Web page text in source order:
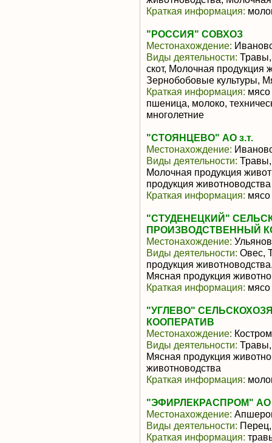
Краткая информация:
"РОССИЯ" СОВХОЗ
Местонахождение:
Виды деятельности: Травы,
скот, Молочная продукция
Зернобобовые культуры,
Краткая информация: мясо
пшеница, молоко,
многолетние
"СТОЯНЦЕВО" АО з.т.
Местонахождение:
Виды деятельности:
Молочная продукция
продукция животноводства
Краткая информация: мясо
"СТУДЕНЕЦКИЙ"
ПРОИЗВОДСТВЕННЫЙ
Местонахождение:
Виды деятельности: Овес,
продукция
Мясная продукция
Краткая информация: мясо
"УГЛЕВО"
КООПЕРАТИВ
Местонахождение:
Виды деятельности: Травы,
Мясная продукция
животноводства
Краткая информация:
"ЭФИРЛЕКРАСПРОМ" АО
Местонахождение:
Виды деятельности:
Краткая информация: